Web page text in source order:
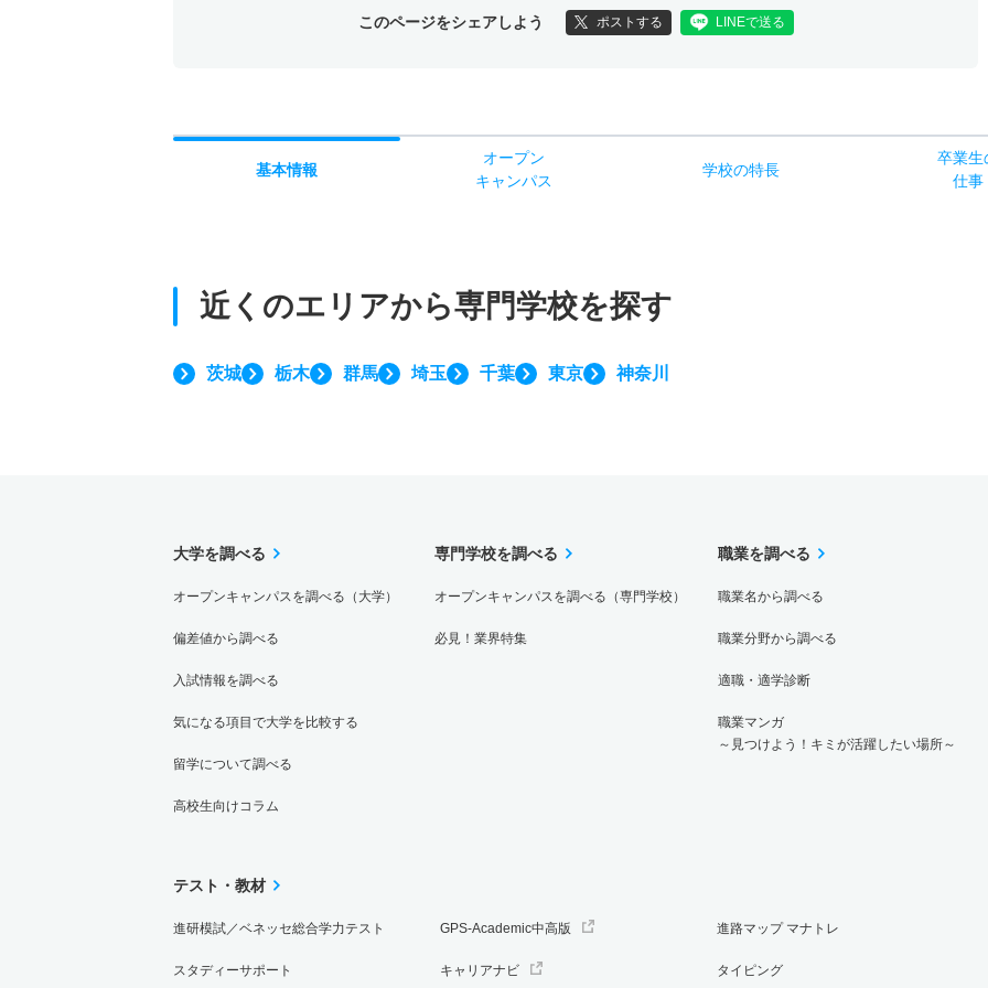
このページをシェアしよう ポストする LINEで送る
基本情報
オープン
キャンパス
学校の特長
卒業生
仕事
近くのエリアから専門学校を探す
茨城 栃木 群馬 埼玉 千葉 東京 神奈川
大学を調べる
オープンキャンパスを調べる（大学）
偏差値から調べる
入試情報を調べる
気になる項目で大学を比較する
留学について調べる
高校生向けコラム
専門学校を調べる
オープンキャンパスを調べる（専門学校）
必見！業界特集
職業を調べる
職業名から調べる
職業分野から調べる
適職・適学診断
職業マンガ
～見つけよう！キミが活躍したい場所～
テスト・教材
進研模試／ベネッセ総合学力テスト
スタディーサポート
GPS-Academic中高版
キャリアナビ
進路マップ マナトレ
タイピング